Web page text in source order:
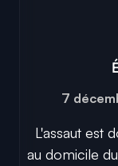
7
L'assaut est
au domicile